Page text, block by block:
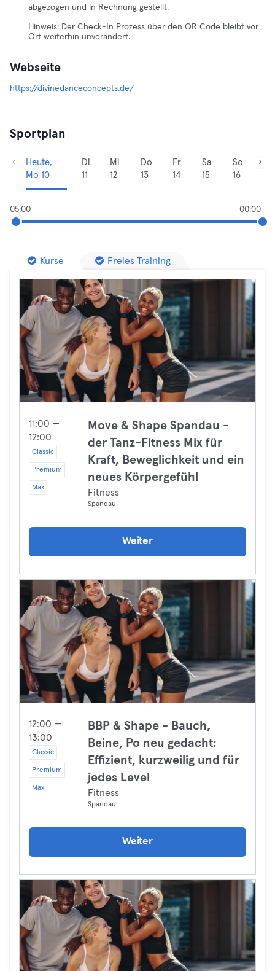
abgezogen und in Rechnung gestellt.
Hinweis: Der Check-In Prozess über den QR Code bleibt vor
Ort weiterhin unverändert.
Webseite
https://divinedanceconcepts.de/
Sportplan
Heute,
Mo 10
Di
11
Mi
12
Do
13
Fr
14
Sa
15
So
16
05:00 00:00
Kurse Freies Training
11:00 —
12:00
Classic
Premium
Max
Move & Shape Spandau -
der Tanz-Fitness Mix für
Kraft, Beweglichkeit und ein
neues Körpergefühl
Fitness
Spandau
Weiter
12:00 —
13:00
Classic
Premium
Max
BBP & Shape - Bauch,
Beine, Po neu gedacht:
Effizient, kurzweilig und für
jedes Level
Fitness
Spandau
Weiter